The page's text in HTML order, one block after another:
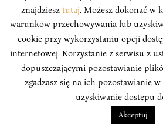
19 marca Kazachowie udadzą się
Tym razem wybierać będą posłów
izby parlamentu) oraz do
samorządowych). W
wyborów, które odbyły się w
bardziej transparentne,
znajdziesz tutaj. Możesz dokonać w
warunków przechowywania lub
cookie przy wykorzystaniu opcji
internetowej. Korzystanie z serwisu z
dopuszczającymi pozostawianie
zgadzasz się na ich pozostawianie
uzyskiwanie dostępu
Akceptuj